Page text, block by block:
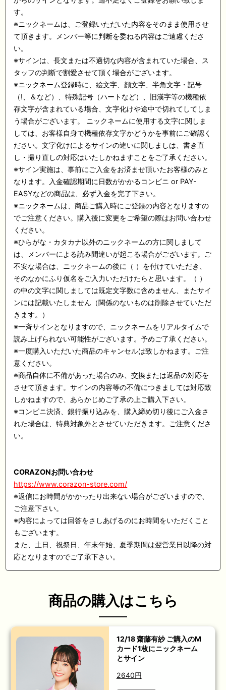
す。
※ニックネームは、ご登録いただいた内容をそのまま使用させ
て頂きます。メンバー等に判断を委ねる内容はご遠慮くださ
い。
※サインは、長文または不適切な内容が含まれていた場合、ス
タッフの判断で割愛させて頂く場合がございます。
※ニックネーム登録時に、絵文字、顔文字、半角文字・記号
（! 、＆など）、特殊記号（ハートなど）、旧漢字等の機種依
存文字が含まれている場合、文字化けや途中で切れてしてしま
う場合がございます。
ニックネームに使用する文字に関しま
しては、お客様自身で機種依存文字かどうかを事前にご確認く
ださい。文字化けによるサインの違いに関しましは、書き直
し・撮り直しの対応はいたしかねますことをご了承ください。
※サイン実施は、事前にご入金をお済ませ頂いたお客様のみと
なります。入金確認期間に日数がかかるコンビニ or PAY-
EASYなどの商品は、必ず入金を完了下さい。
※ニックネームは、商品ご購入時にご登録の内容となりますの
でご注意ください。購入後に変更をご希望の際はお問い合わせ
ください。
※ひらがな・カタカナ以外のニックネームの方に関しまして
は、メンバーによる読み間違いが起こる場合がございます。ご
不安な場合は、ニックネームの後に（ ）を付けていただき、
そのなかにふり仮名をご入力いただけたらと思います。（ ）
の中の文字に関しましては既定文字数に含めません、またサイ
ンには記載いたしません（関係のないものは削除させていただ
きます。）
※一斉サインとなりますので、ニックネームをリアルタイムで
読み上げられない可能性がございます。予めご了承ください。
※一度購入いただいた商品のキャンセルは致しかねます。ご注
意ください。
※商品自体に不備があった場合のみ、交換または返品の対応を
させて頂きます。サインの内容等の不備につきましては対応致
しかねますので、あらかじめご了承の上ご購入下さい。
※コンビニ決済、銀行振り込みを、購入締め切り後にご入金さ
れた場合は、特典対象外とさせていただきます。ご注意くださ
い。
CORAZONお問い合わせ
https://www.corazon-store.com/
※返信にお時間がかかったり出来ない場合がございますので、
ご注意下さい。
※内容によっては回答をさしあげるのにお時間をいただくこと
もございます。
また、土日、祝祭日、年末年始、夏季期間は翌営業日以降の対
応となりますのでご了承下さい。
商品の購入はこちら
12/18 齋藤有紗 ご購入のM
カード1枚にニックネーム
とサイン
2640円